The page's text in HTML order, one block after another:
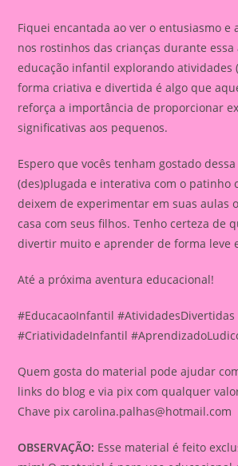
Fiquei encantada ao ver o entusiasmo e
nos rostinhos das crianças durante essa
educação infantil explorando atividades
forma criativa e divertida é algo que
reforça a importância de proporcionar
significativas aos pequenos.
Espero que vocês tenham gostado
(des)plugada e interativa com o patinho
deixem de experimentar em suas aulas
casa com seus filhos. Tenho certeza de
divertir muito e aprender de forma leve
Até a próxima aventura educacional!
#EducacaoInfantil #AtividadesDivertidas
#CriatividadeInfantil
Quem gosta do material pode ajudar
links do blog e via pix com qualquer
Chave pixcarolina.palhas@hotmail.com
OBSERVAÇÃO: Esse material é feito